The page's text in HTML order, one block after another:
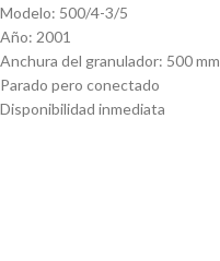
Modelo: 500/4-3/5
Año: 2001
Anchura del granulador: 500 mm
Parado pero conectado
Disponibilidad inmediata